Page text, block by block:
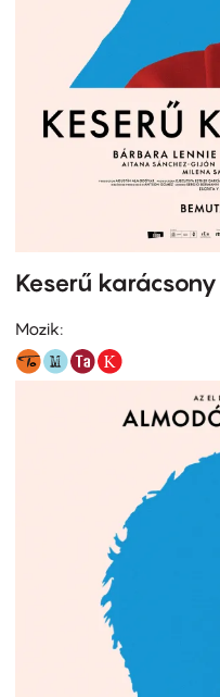
Keserű karácsony
Mozik: